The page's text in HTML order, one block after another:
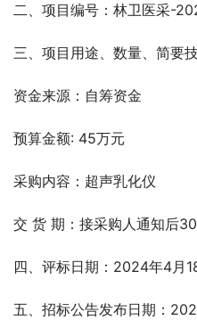
二、项目编号：林卫医采-
三、项目用途、数量、简要
资金来源：自筹资金
预算金额: 45万元
采购内容：超声乳化仪
交 货 期：接采购人通知后
四、评标日期：2024年4月
五、招标公告发布日期：